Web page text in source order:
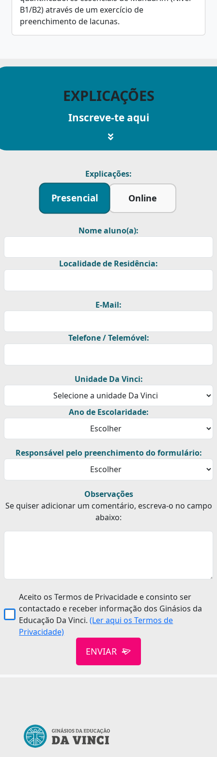
B1/B2) através de um exercício de
preenchimento de lacunas.
EXPLICAÇÕES
Inscreve-te aqui
Explicações:
Presencial Online
Nome aluno(a):
Localidade de Residência:
E-Mail:
Telefone / Telemóvel:
Unidade Da Vinci:
Ano de Escolaridade:
Responsável pelo preenchimento do formulário:
Observações
Se quiser adicionar um comentário, escreva-o no campo
abaixo:
Aceito os Termos de Privacidade e consinto ser
contactado e receber informação dos Ginásios da
Educação Da Vinci.(Ler aqui os Termos de
Privacidade)
ENVIAR